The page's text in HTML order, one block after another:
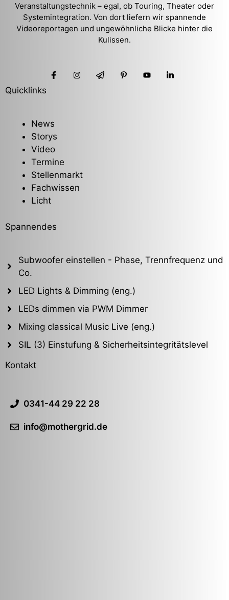
Veranstaltungstechnik – egal, ob Touring, Theater oder
Systemintegration. Von dort liefern wir spannende
Videoreportagen und ungewöhnliche Blicke hinter die
Kulissen.
Quicklinks
News
Storys
Video
Termine
Stellenmarkt
Fachwissen
Licht
Spannendes
Subwoofer einstellen - Phase, Trennfrequenz und
Co.
LED Lights & Dimming (eng.)
LEDs dimmen via PWM Dimmer
Mixing classical Music Live (eng.)
SIL (3) Einstufung & Sicherheitsintegritätslevel
Kontakt
0341-44 29 22 28
info@mothergrid.de